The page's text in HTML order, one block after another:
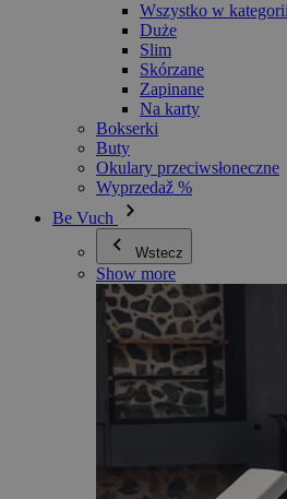
Wszystko w
Duże
Slim
Skórzane
Zapinane
Na karty
Bokserki
Buty
Okulary przeciwsłoneczne
Wyprzedaž %
Be Vuch
Wstecz
Show more